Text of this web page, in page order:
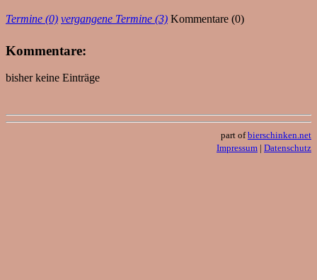
Termine (0) vergangene Termine (3) Kommentare (0)
Kommentare:
bisher keine Einträge
part ofbierschinken.net
Impressum | Datenschutz